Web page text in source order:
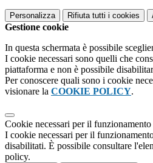
Personalizza Rifiuta tutti i cookies
Gestione cookie
In questa schermata è possibile
I cookie necessari sono quelli che
piattaforma e non è possibile
Per conoscere quali sono i cookie
visionare la COOKIE POLICY.
Cookie necessari per il funzionamento
I cookie necessari per il
disabilitati. È possibile consultare
policy.